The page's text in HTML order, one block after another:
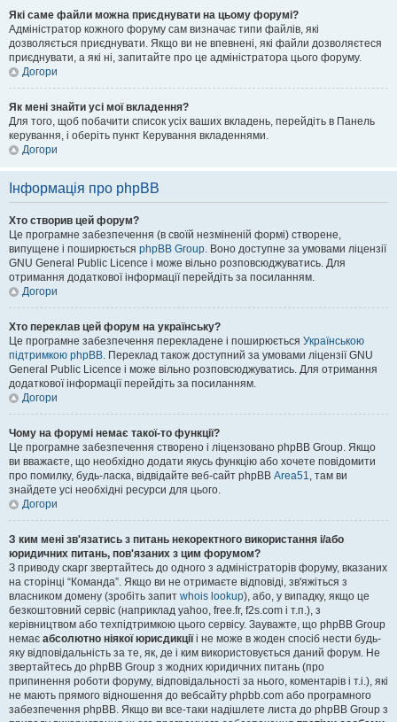
Які саме файли можна приєднувати на цьому форумі?
Адміністратор кожного форуму сам визначає типи файлів, які
дозволяється приєднувати. Якщо ви не впевнені, які файли дозволяєтеся
приєднувати, а які ні, запитайте про це адміністратора цього форуму.
Догори
Як мені знайти усі мої вкладення?
Для того, щоб побачити список усіх ваших вкладень, перейдіть в Панель
керування, і оберіть пункт Керування вкладеннями.
Догори
Інформація про phpBB
Хто створив цей форум?
Це програмне забезпечення (в своїй незміненій формі) створене,
випущене і поширюється phpBB Group. Воно доступне за умовами ліцензії
GNU General Public Licence і може вільно розповсюджуватись. Для
отримання додаткової інформації перейдіть за посиланням.
Догори
Хто переклав цей форум на українську?
Це програмне забезпечення перекладене і поширюється Українською
підтримкою phpBB. Переклад також доступний за умовами ліцензії GNU
General Public Licence і може вільно розповсюджуватись. Для отримання
додаткової інформації перейдіть за посиланням.
Догори
Чому на форумі немає такої-то функції?
Це програмне забезпечення створено і ліцензовано phpBB Group. Якщо
ви вважаєте, що необхідно додати якусь функцію або хочете повідомити
про помилку, будь-ласка, відвідайте веб-сайт phpBB Area51, там ви
знайдете усі необхідні ресурси для цього.
Догори
З ким мені зв'язатись з питань некоректного використання і/або
юридичних питань, пов'язаних з цим форумом?
З приводу скарг звертайтесь до одного з адміністраторів форуму, вказаних
на сторінці “Команда”. Якщо ви не отримаєте відповіді, зв'яжіться з
власником домену (зробіть запит whois lookup), або, у випадку, якщо це
безкоштовний сервіс (наприклад yahoo, free.fr, f2s.com і т.п.), з
керівництвом або техпідтримкою цього сервісу. Зауважте, що phpBB Group
немає абсолютно ніякої юрисдикціїі не може в жоден спосіб нести будь-
яку відповідальність за те, як, де і ким використовується даний форум. Не
звертайтесь до phpBB Group з жодних юридичних питань (про
припинення роботи форуму, відповідальності за нього, коментарів і т.і.), які
не мають прямого відношення до вебсайту phpbb.com або програмного
забезпечення phpBB. Якщо ви все-таки надішлете листа до phpBB Group з